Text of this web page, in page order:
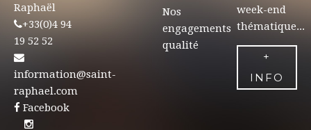
Raphaël
+33(0)4 94
19 52 52
information@saint-
raphael.com
Facebook
Nos
engagements
qualité
week-end
thématique...
+
INFO